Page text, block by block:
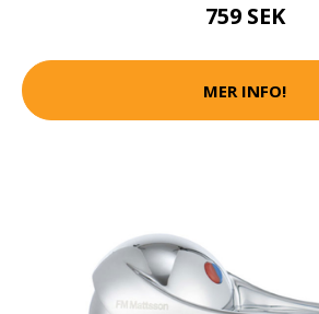
759 SEK
MER INFO!